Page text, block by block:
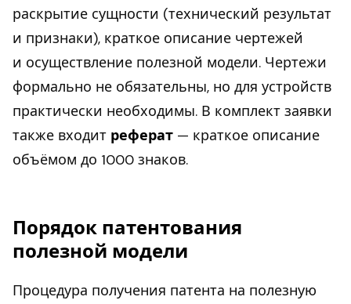
раскрытие сущности (технический результат
и признаки), краткое описание чертежей
и осуществление полезной модели. Чертежи
формально не обязательны, но для устройств
практически необходимы. В комплект заявки
также входит реферат — краткое описание
объёмом до 1000 знаков.
Порядок патентования
полезной модели
Процедура получения патента на полезную